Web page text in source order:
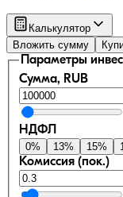
Калькулятор
Вложить сумму
Параметры
Сумма, RUB
НДФЛ
0% 13% 15%
Комиссия (пок.)